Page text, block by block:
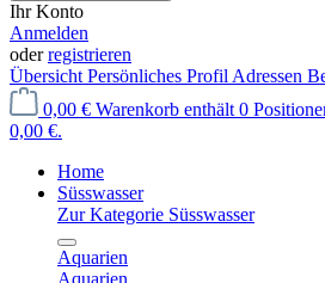
Ihr Konto
Anmelden
oderregistrieren
Übersicht Persönliches Profil Adressen
0,00 € Warenkorb enthält 0
0,00 €.
Home
Süsswasser
Zur Kategorie Süsswasser
Aquarien
Aquarien